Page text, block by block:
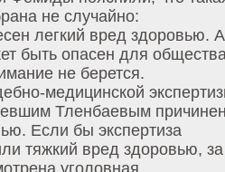
не случайно:
легкий вред здоровью. А
быть опасен для
не берется.
медицинской
Тленбаевым
Если бы экспертиза
тяжкий вред здоровью, за
уголовная